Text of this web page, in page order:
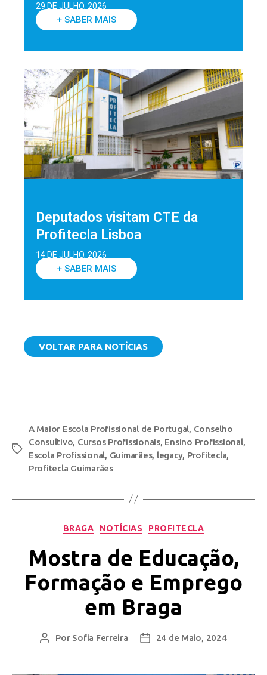
29 DE JULHO, 2026
+ SABER MAIS
Deputados visitam CTE da
Profitecla Lisboa
14 DE JULHO, 2026
+ SABER MAIS
VOLTAR PARA NOTÍCIAS
A Maior Escola Profissional de Portugal, Conselho
Consultivo, Cursos Profissionais, Ensino Profissional,
Escola Profissional, Guimarães, legacy, Profitecla,
Profitecla Guimarães
BRAGA NOTÍCIAS PROFITECLA
Mostra de Educação,
Formação e Emprego
em Braga
Por Sofia Ferreira 24 de Maio, 2024